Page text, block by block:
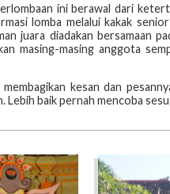
ini berawal dari
lomba melalui kakak
juara diadakan bersamaan
masing-masing anggota
kesan dan
Lebih baik pernah mencoba